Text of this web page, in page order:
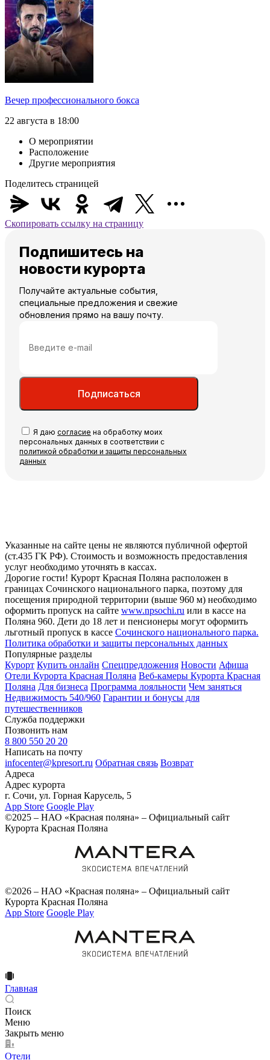
Вечер профессионального бокса
22 августа в 18:00
О мероприятии
Расположение
Другие мероприятия
Поделитесь страницей
Скопировать ссылку на страницу
Подпишитесь на
новости курорта
Получайте актуальные события,
специальные предложения и свежие
обновления прямо на вашу почту.
Подписаться
Я даю согласие на обработку моих
персональных данных в соответствии с
политикой обработки и защиты персональных
данных
Указанные на сайте цены не являются публичной офертой
(ст.435 ГК РФ). Стоимость и возможность предоставления
услуг необходимо уточнять в кассах.
Дорогие гости! Курорт Красная Поляна расположен в
границах Сочинского национального парка, поэтому для
посещения природной территории (выше 960 м) необходимо
оформить пропуск на сайте www.npsochi.ru или в кассе на
Поляна 960. Дети до 18 лет и пенсионеры могут оформить
льготный пропуск в кассе Сочинского национального парка.
Политика обработки и защиты персональных данных
Популярные разделы
Курорт Купить онлайн Спецпредложения Новости Афиша
Отели Курорта Красная Поляна Веб-камеры Курорта Красная
Поляна Для бизнеса Программа лояльности Чем заняться
Недвижимость 540/960 Гарантии и бонусы для
путешественников
Служба поддержки
Позвонить нам
8 800 550 20 20
Написать на почту
infocenter@kpresort.ru Обратная связь Возврат
Адреса
Адрес курорта
г. Сочи, ул. Горная Карусель, 5
App Store Google Play
©2025 – НАО «Красная поляна» – Официальный сайт
Курорта Красная Поляна
©2026 – НАО «Красная поляна» – Официальный сайт
Курорта Красная Поляна
App Store Google Play
Главная
Поиск
Меню
Закрыть меню
Отели